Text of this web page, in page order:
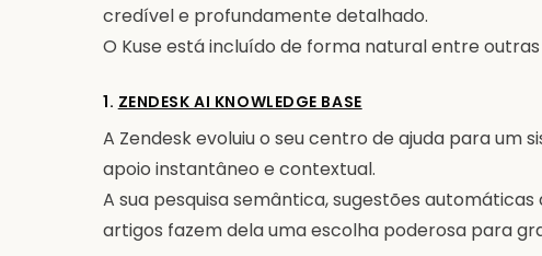
credível e profundamente detalhado.
O Kuse está incluído de forma natural entre
1. ZENDESK AI KNOWLEDGE BASE
A Zendesk evoluiu o seu centro de ajuda para um
apoio instantâneo e contextual.
A sua pesquisa semântica, sugestões
artigos fazem dela uma escolha poderosa para